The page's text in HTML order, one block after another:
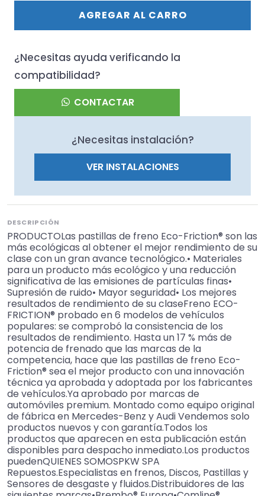
AGREGAR AL CARRO
¿Necesitas ayuda verificando la
compatibilidad?
CONTACTAR
¿Necesitas instalación?
VER INSTALACIONES
DESCRIPCIÓN
PRODUCTOLas pastillas de freno Eco-Friction® son las
más ecológicas al obtener el mejor rendimiento de su
clase con un gran avance tecnológico.• Materiales
para un producto más ecológico y una reducción
significativa de las emisiones de partículas finas•
Supresión de ruido• Mayor seguridad• Los mejores
resultados de rendimiento de su claseFreno ECO-
FRICTION® probado en 6 modelos de vehículos
populares: se comprobó la consistencia de los
resultados de rendimiento. Hasta un 17 % más de
potencia de frenado que las marcas de la
competencia, hace que las pastillas de freno Eco-
Friction® sea el mejor producto con una innovación
técnica ya aprobada y adoptada por los fabricantes
de vehículos.Ya aprobado por marcas de
automóviles premium. Montado como equipo original
de fábrica en Mercedes-Benz y Audi Vendemos solo
productos nuevos y con garantía.Todos los
productos que aparecen en esta publicación están
disponibles para despacho inmediato.Los productos
puedenQUIENES SOMOSPKW SPA
Repuestos.Especialistas en frenos, Discos, Pastillas y
Sensores de desgaste y fluidos.Distribuidores de las